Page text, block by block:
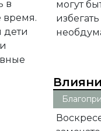
в
время.
дети
могут